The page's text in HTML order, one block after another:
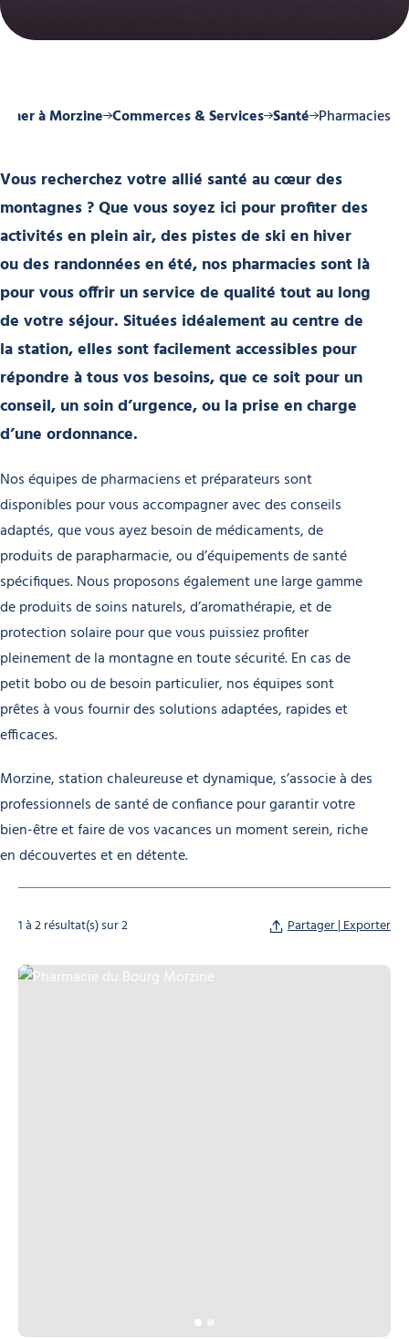
à Morzine Commerces & Services Santé Pharmacies
Vous recherchez votre allié santé au cœur des
montagnes ? Que vous soyez ici pour profiter des
activités en plein air, des pistes de ski en hiver
ou des randonnées en été, nos pharmacies sont là
pour vous offrir un service de qualité tout au long
de votre séjour. Situées idéalement au centre de
la station, elles sont facilement accessibles pour
répondre à tous vos besoins, que ce soit pour un
conseil, un soin d’urgence, ou la prise en charge
d’une ordonnance.
Nos équipes de pharmaciens et préparateurs sont
disponibles pour vous accompagner avec des conseils
adaptés, que vous ayez besoin de médicaments, de
produits de parapharmacie, ou d’équipements de santé
spécifiques. Nous proposons également une large gamme
de produits de soins naturels, d’aromathérapie, et de
protection solaire pour que vous puissiez profiter
pleinement de la montagne en toute sécurité. En cas de
petit bobo ou de besoin particulier, nos équipes sont
prêtes à vous fournir des solutions adaptées, rapides et
efficaces.
Morzine, station chaleureuse et dynamique, s’associe à des
professionnels de santé de confiance pour garantir votre
bien-être et faire de vos vacances un moment serein, riche
en découvertes et en détente.
1 à 2 résultat(s) sur 2 Partager | Exporter
Pharmacie du Bourg Morzine, © Pharmacie du Bourg Morzine